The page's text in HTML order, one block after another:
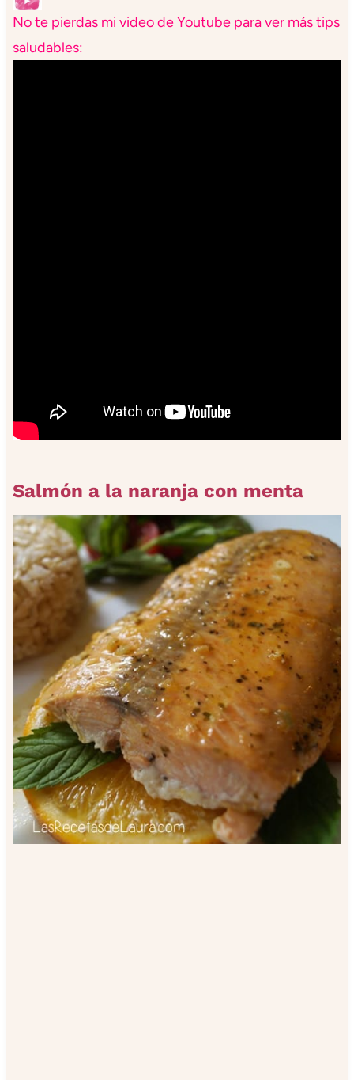
No te pierdas mi video de Youtube para ver más tips
saludables:
Salmón a la naranja con menta